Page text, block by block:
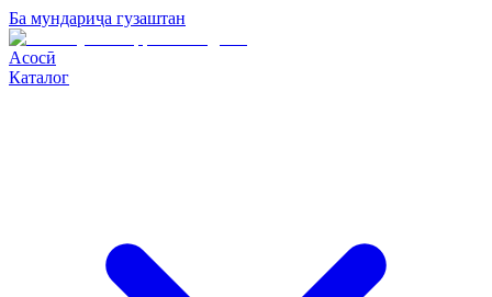
Ба мундариҷа гузаштан
Асосӣ
Каталог